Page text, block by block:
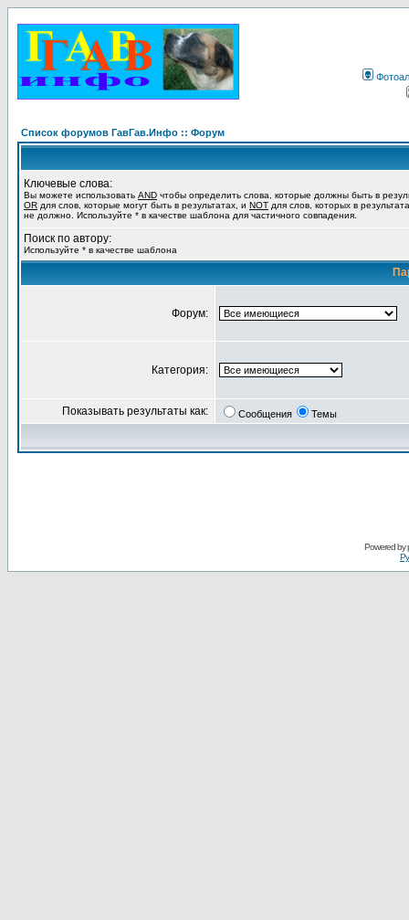
Список форумов ГавГав.Инфо :: Форум
Ключевые слова:
Вы можете использовать AND чтобы определить слова, которые должны быть в
OR для слов, которые могут быть в результатах, и NOT для слов, которых в
не должно. Используйте * в качестве шаблона для частичного совпадения.
Поиск по автору:
Используйте * в качестве шаблона
Форум:
Категория:
Показывать результаты как: Сообщения Темы
Powered by